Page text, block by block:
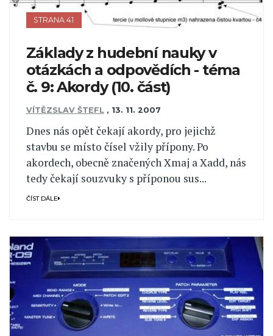
STRANA 41
Základy z hudební nauky v
otázkách a odpovědích - téma
č. 9: Akordy (10. část)
VÍTĚZSLAV ŠTEFL , 13. 11. 2007
Dnes nás opět čekají akordy, pro jejichž
stavbu se místo čísel vžily přípony. Po
akordech, obecně značených Xmaj a Xadd, nás
tedy čekají souzvuky s příponou sus...
ČÍST DÁLE